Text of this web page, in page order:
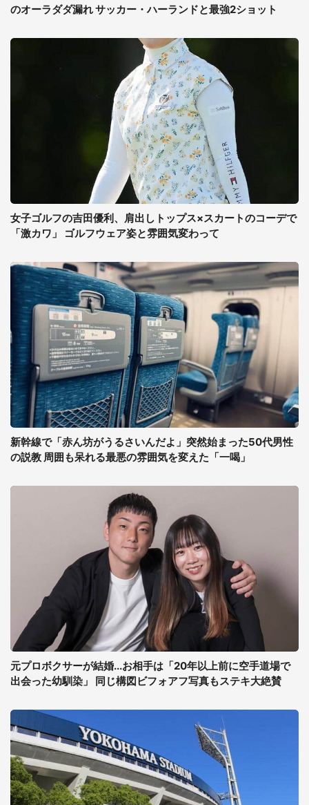
のオーラダダ漏れ サッカー・ハーランドと最強2ショット
女子ゴルフの吉田優利、肩出しトップス×スカートのコーデで
「激カワ」 ゴルフウェア姿と雰囲気変わって
新幹線で「赤ん坊がうるさいんだよ」突然始まった50代男性
の説教 周囲も呆れる最悪の雰囲気を変えた「一喝」
元プロボクサーが結婚...お相手は「20年以上前に空手道場で
出会った幼馴染」 同じ構図ビフォアフ写真もステキ大絶賛